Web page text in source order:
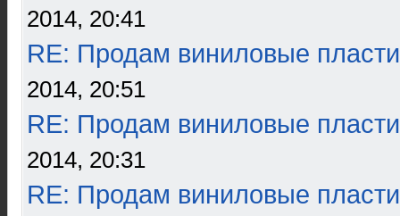
2014, 20:41
RE: Продам виниловые
2014, 20:51
RE: Продам виниловые
2014, 20:31
RE: Продам виниловые